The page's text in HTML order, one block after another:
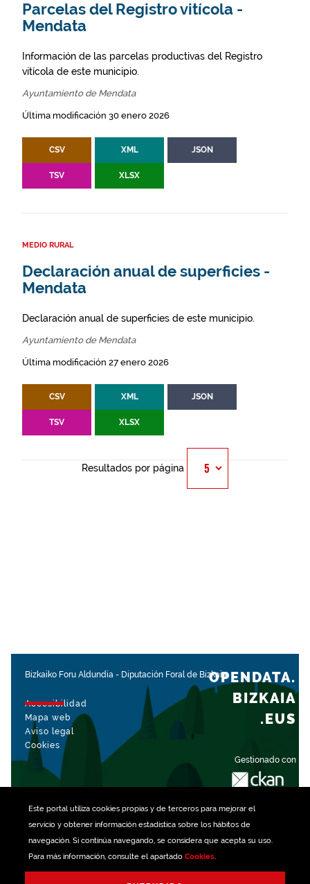
Este portal utiliza cookiespropias y de terceros para mejorar el
servicio y obtener información estadística sobre los hábitos de
navegación. Si continúa navegando, se considera que acepta su uso.
Para más información, consulte el apartado Cookies.
Parcelas del Registro vitícola -
Mendata
Información de las parcelas productivas del Registro
vitícola de este municipio.
Ayuntamiento de Mendata
Última modificación 30 enero 2026
CSV XML JSON
TSV XLSX
MEDIO RURAL
Declaración anual de superficies -
Mendata
Declaración anual de superficies de este municipio.
Ayuntamiento de Mendata
Última modificación 27 enero 2026
CSV XML JSON
TSV XLSX
Resultados por página
Bizkaiko Foru Aldundia - Diputación Foral de Bizkaia
Accesibilidad
Mapa web
Aviso legal
Cookies
Gestionado con
OPENDATA.
BIZKAIA
.EUS